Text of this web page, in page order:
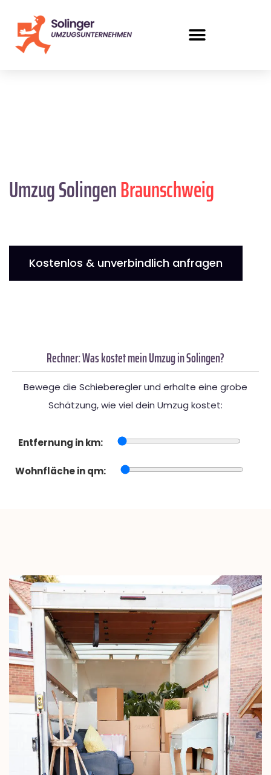
Umzug SolingenBraunschweig
Kostenlos & unverbindlich anfragen
Rechner: Was kostet mein Umzug in Solingen?
Bewege die Schieberegler und erhalte eine grobe
Schätzung, wie viel dein Umzug kostet:
Entfernung in km:
Wohnfläche in qm: